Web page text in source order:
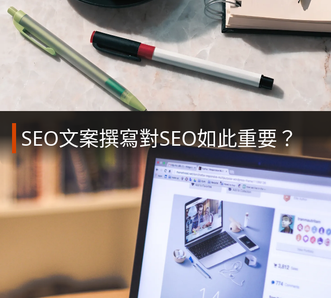
SEO文案撰寫對SEO如此重要？